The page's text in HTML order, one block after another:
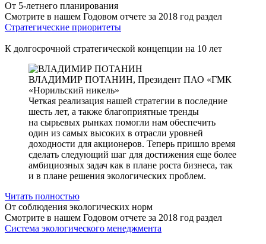
От 5-летнего планирования
Смотрите в нашем Годовом отчете за 2018 год раздел
Стратегические приоритеты
К долгосрочной стратегической концепции на 10 лет
ВЛАДИМИР ПОТАНИН, Президент ПАО «ГМК
«Норильский никель»
Четкая реализация нашей стратегии в последние
шесть лет, а также благоприятные тренды
на сырьевых рынках помогли нам обеспечить
один из самых высоких в отрасли уровней
доходности для акционеров. Теперь пришло время
сделать следующий шаг для достижения еще более
амбициозных задач как в плане роста бизнеса, так
и в плане решения экологических проблем.
Читать полностью
От соблюдения экологических норм
Смотрите в нашем Годовом отчете за 2018 год раздел
Система экологического менеджмента